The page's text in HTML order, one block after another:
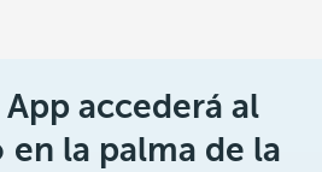
accederá al
la palma de la